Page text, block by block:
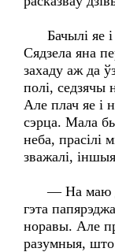
Бачылі яе і
Сядзела яна
захаду аж да
полі, седзячы
Але плач яе і
сэрца. Мала
неба, прасілі
зважалі,
— На маю
гэта
норавы. Але
разумныя,